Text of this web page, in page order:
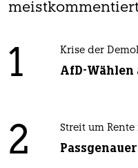
1 Krise der
AfD-
2 Streit um Rente